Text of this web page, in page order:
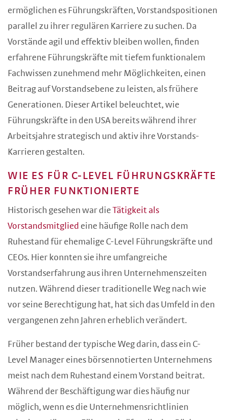
ermöglichen es Führungskräften, Vorstandspositionen
parallel zu ihrer regulären Karriere zu suchen. Da
Vorstände agil und effektiv bleiben wollen, finden
erfahrene Führungskräfte mit tiefem funktionalem
Fachwissen zunehmend mehr Möglichkeiten, einen
Beitrag auf Vorstandsebene zu leisten, als frühere
Generationen. Dieser Artikel beleuchtet, wie
Führungskräfte in den USA bereits während ihrer
Arbeitsjahre strategisch und aktiv ihre Vorstands-
Karrieren gestalten.
WIE ES FÜR C-LEVEL FÜHRUNGSKRÄFTE
FRÜHER FUNKTIONIERTE
Historisch gesehen war die Tätigkeit als
Vorstandsmitglied eine häufige Rolle nach dem
Ruhestand für ehemalige C-Level Führungskräfte und
CEOs. Hier konnten sie ihre umfangreiche
Vorstandserfahrung aus ihren Unternehmenszeiten
nutzen. Während dieser traditionelle Weg nach wie
vor seine Berechtigung hat, hat sich das Umfeld in den
vergangenen zehn Jahren erheblich verändert.
Früher bestand der typische Weg darin, dass ein C-
Level Manager eines börsennotierten Unternehmens
meist nach dem Ruhestand einem Vorstand beitrat.
Während der Beschäftigung war dies häufig nur
möglich, wenn es die Unternehmensrichtlinien